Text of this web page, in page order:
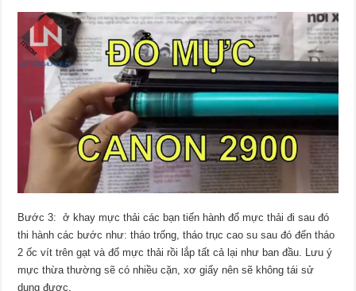
Bước 3: ở khay mực thải các bạn tiến hành đổ mực thải đi sau đó
thi hành các bước như: tháo trống, tháo trục cao su sau đó đến tháo
2 ốc vít trên gạt và đổ mực thải rồi lắp tất cả lại như ban đầu. Lưu ý
mực thừa thường sẽ có nhiều cặn, xơ giấy nên sẽ không tái sử
dụng được.